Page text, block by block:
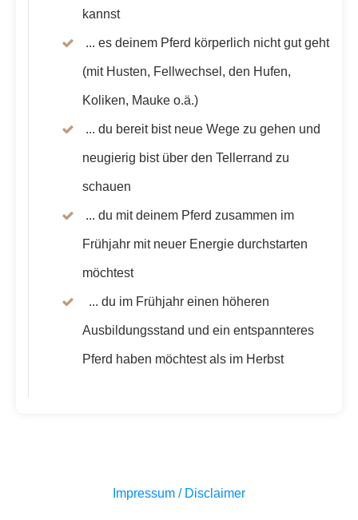
kannst
... es deinem Pferd körperlich nicht gut geht
(mit Husten, Fellwechsel, den Hufen,
Koliken, Mauke o.ä.)
... du bereit bist neue Wege zu gehen und
neugierig bist über den Tellerrand zu
schauen
... du mit deinem Pferd zusammen im
Frühjahr mit neuer Energie durchstarten
möchtest
... du im Frühjahr einen höheren
Ausbildungsstand und ein entspannteres
Pferd haben möchtest als im Herbst
Impressum / Disclaimer